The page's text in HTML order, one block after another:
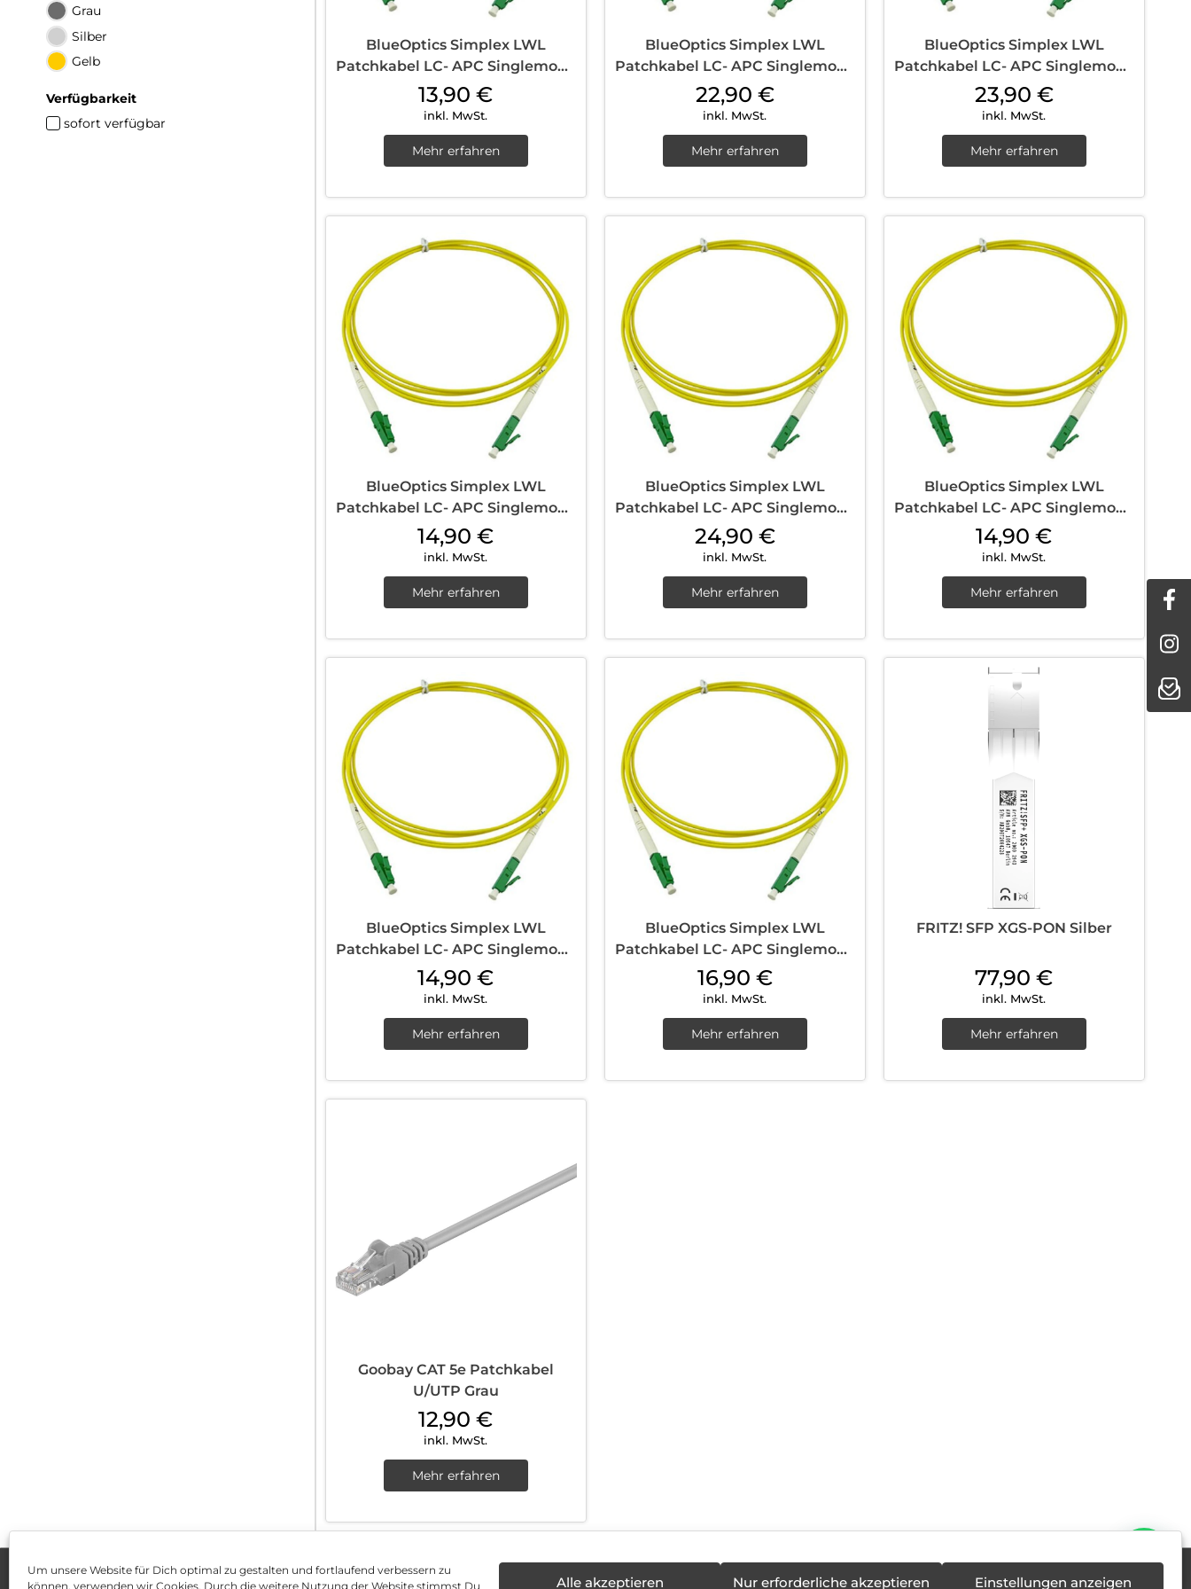
Um unsere Website für Dich optimal zu gestalten und fortlaufend verbessern zu
können, verwenden wir Cookies. Durch die weitere Nutzung der Website stimmst Du
Alle akzeptieren Nur erforderliche akzeptieren Einstellungen anzeigen
Grau
Silber
Gelb
Verfügbarkeit
sofort verfügbar
BlueOptics Simplex LWL
Patchkabel LC- APC Singlemode
1 m Yellow
13,90€
inkl. MwSt.
Mehr erfahren
BlueOptics Simplex LWL
Patchkabel LC- APC Singlemode
10 m Yellow
22,90 €
inkl. MwSt.
Mehr erfahren
BlueOptics Simplex LWL
Patchkabel LC- APC Singlemode
15 m Yellow
23,90 €
inkl. MwSt.
Mehr erfahren
BlueOptics Simplex LWL
Patchkabel LC- APC Singlemode
2 m Yellow
14,90€
inkl. MwSt.
Mehr erfahren
BlueOptics Simplex LWL
Patchkabel LC- APC Singlemode
20 m Yellow
24,90 €
inkl. MwSt.
Mehr erfahren
BlueOptics Simplex LWL
Patchkabel LC- APC Singlemode
3 m Yellow
14,90€
inkl. MwSt.
Mehr erfahren
BlueOptics Simplex LWL
Patchkabel LC- APC Singlemode
5 m Yellow
14,90€
inkl. MwSt.
Mehr erfahren
BlueOptics Simplex LWL
Patchkabel LC- APC Singlemode
7,5 m Yellow
16,90 €
inkl. MwSt.
Mehr erfahren
FRITZ! SFP XGS-PON Silber
77,90€
inkl. MwSt.
Mehr erfahren
Goobay CAT 5e Patchkabel
U/UTP Grau
12,90€
inkl. MwSt.
Mehr erfahren